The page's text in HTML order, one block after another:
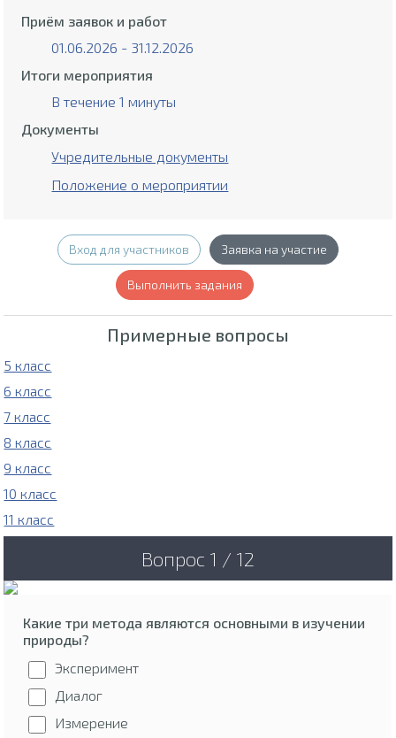
Приём заявок и работ
01.06.2026 - 31.12.2026
Итоги мероприятия
В течение 1 минуты
Документы
Учредительные документы
Положение о мероприятии
Вход для участников Заявка на участие
Выполнить задания
Примерные вопросы
5 класс
6 класс
7 класс
8 класс
9 класс
10 класс
11 класс
Вопрос 1 / 12
Какие три метода являются основными в изучении
природы?
Эксперимент
Диалог
Измерение